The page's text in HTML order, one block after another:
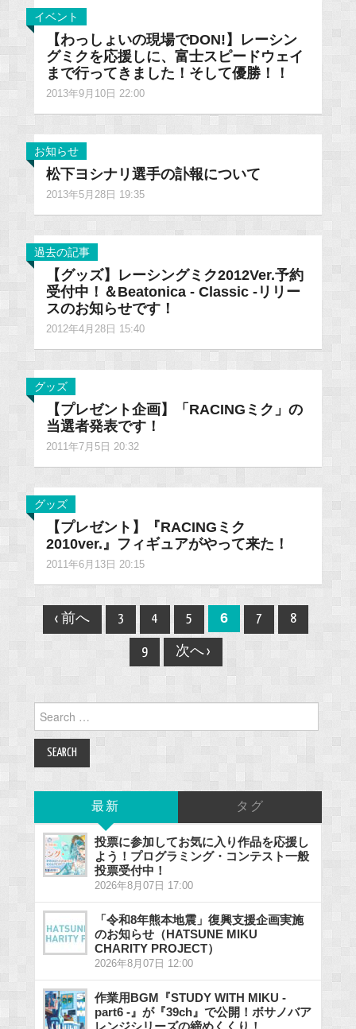
イベント
【わっしょいの現場でDON!】レーシン
グミクを応援しに、富士スピードウェイ
まで行ってきました！そして優勝！！
2013年9月10日 22:00
お知らせ
松下ヨシナリ選手の訃報について
2013年5月28日 19:35
過去の記事
【グッズ】レーシングミク2012Ver.予約
受付中！＆Beatonica - Classic -リリー
スのお知らせです！
2012年4月28日 15:40
グッズ
【プレゼント企画】「RACINGミク」の
当選者発表です！
2011年7月5日 20:32
グッズ
【プレゼント】『RACINGミク
2010ver.』フィギュアがやって来た！
2011年6月13日 20:15
Post
navigation
‹ 前へ 3 4 5 6 7 8
9 次へ ›
for:
最新 タグ
投票に参加してお気に入り作品を応援し
よう！プログラミング・コンテスト一般
投票受付中！
2026年8月07日 17:00
「令和8年熊本地震」復興支援企画実施
のお知らせ（HATSUNE MIKU
CHARITY PROJECT）
2026年8月07日 12:00
作業用BGM『STUDY WITH MIKU -
part6 -』が『39ch』で公開！ボサノバア